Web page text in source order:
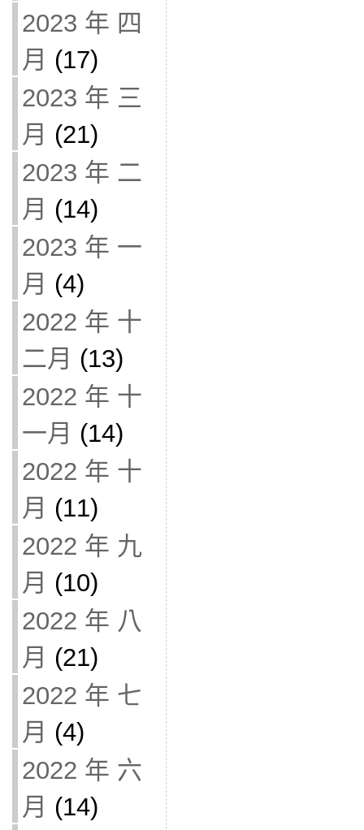
2023 年 四
月 (17)
2023 年 三
月 (21)
2023 年 二
月 (14)
2023 年 一
月 (4)
2022 年 十
二月 (13)
2022 年 十
一月 (14)
2022 年 十
月 (11)
2022 年 九
月 (10)
2022 年 八
月 (21)
2022 年 七
月 (4)
2022 年 六
月 (14)